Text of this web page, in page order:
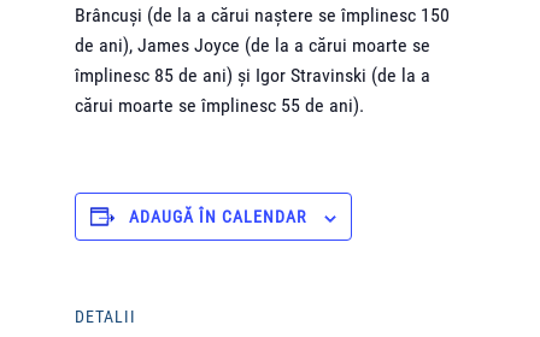
Brâncuși (de la a cărui naștere se împlinesc 150
de ani), James Joyce (de la a cărui moarte se
împlinesc 85 de ani) și Igor Stravinski (de la a
cărui moarte se împlinesc 55 de ani).
ADAUGĂ ÎN CALENDAR
DETALII